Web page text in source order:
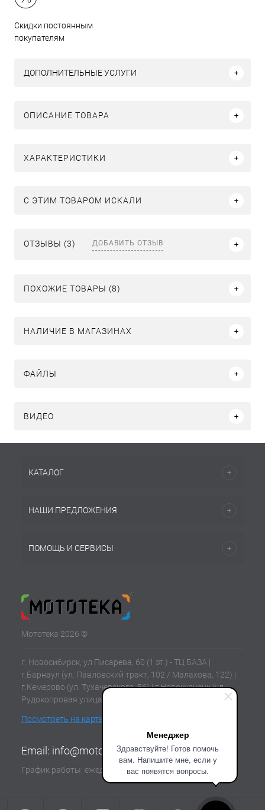
Менеджер
Здравствуйте! Готов помочь
вам. Напишите мне, если у
вас появятся вопросы.
Скидки постоянным
покупателям
ДОПОЛНИТЕЛЬНЫЕ УСЛУГИ
ОПИСАНИЕ ТОВАРА
ХАРАКТЕРИСТИКИ
C ЭТИМ ТОВАРОМ ИСКАЛИ
ОТЗЫВЫ (3) ДОБАВИТЬ ОТЗЫВ
ПОХОЖИЕ ТОВАРЫ (8)
НАЛИЧИЕ В МАГАЗИНАХ
ФАЙЛЫ
ВИДЕО
КАТАЛОГ
НАШИ ПРЕДЛОЖЕНИЯ
ПОМОЩЬ И СЕРВИСЫ
Мототека 2026 ©
г. Новосибирск, ул Писарева, 60 (1 эт.) - ТЦ БАЗА |
г.Барнаул (ул. Павловский тракт, 102 / Малахова, 122) |
г.Кемерово (ул. Тухачевского, 56) | г.Новокузнецк (ул.
Рудокопровая улица, 21) | г.Томск (ул. Клюева, 11В)
Посмотреть на карте
Email: info@mototeka.su
График работы: ежедневно с 10:00 до 19:00